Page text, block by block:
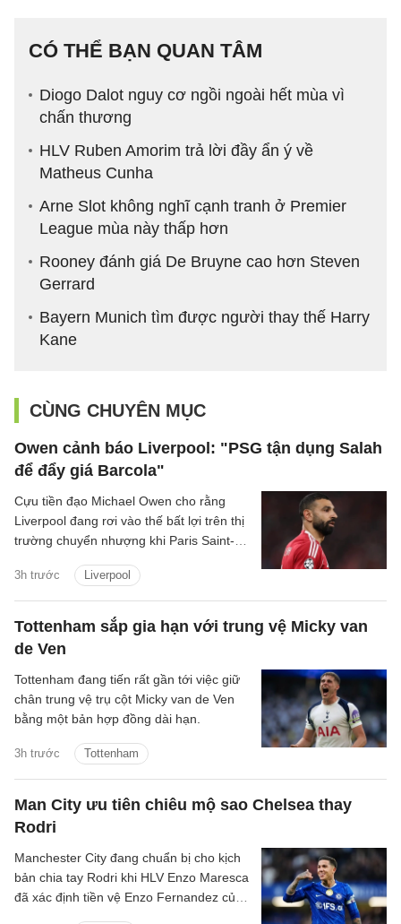
CÓ THỂ BẠN QUAN TÂM
Diogo Dalot nguy cơ ngồi ngoài hết mùa vì
chấn thương
HLV Ruben Amorim trả lời đầy ẩn ý về
Matheus Cunha
Arne Slot không nghĩ cạnh tranh ở Premier
League mùa này thấp hơn
Rooney đánh giá De Bruyne cao hơn Steven
Gerrard
Bayern Munich tìm được người thay thế Harry
Kane
CÙNG CHUYÊN MỤC
Owen cảnh báo Liverpool: "PSG tận dụng Salah
để đẩy giá Barcola"
3h trước Liverpool
Cựu tiền đạo Michael Owen cho rằng
Liverpool đang rơi vào thế bất lợi trên thị
trường chuyển nhượng khi Paris Saint-
người thay Mohamed Salah để đẩy giá
Bradley Barcola lên mức rất cao.
Tottenham sắp gia hạn với trung vệ Micky van
de Ven
3h trước Tottenham
Tottenham đang tiến rất gần tới việc giữ
chân trung vệ trụ cột Micky van de Ven
bằng một bản hợp đồng dài hạn.
Man City ưu tiên chiêu mộ sao Chelsea thay
Rodri
Manchester City đang chuẩn bị cho kịch
bản chia tay Rodri khi HLV Enzo Maresca
đã xác định tiền vệ Enzo Fernandez của